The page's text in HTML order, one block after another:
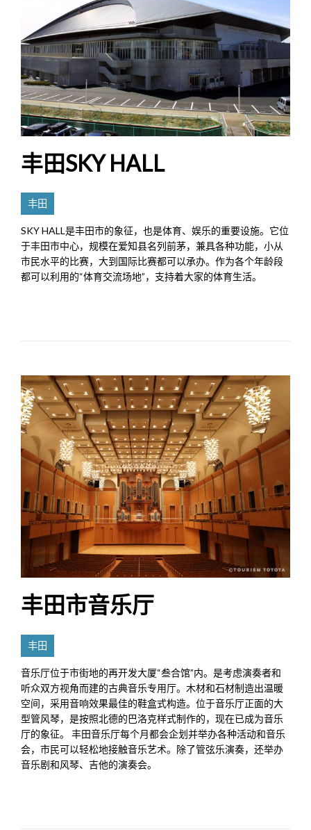
丰田SKY HALL
丰田
SKY HALL是丰田市的象征，也是体育、娱乐的重要设施。它位
于丰田市中心，规模在爱知县名列前茅，兼具各种功能，小从
市民水平的比赛，大到国际比赛都可以承办。作为各个年龄段
都可以利用的“体育交流场地”，支持着大家的体育生活。
丰田市音乐厅
丰田
音乐厅位于市街地的再开发大厦“叁合馆”内。是考虑演奏者和
听众双方视角而建的古典音乐专用厅。木材和石材制造出温暖
空间，采用音响效果最佳的鞋盒式构造。位于音乐厅正面的大
型管风琴，是按照北德的巴洛克样式制作的，现在已成为音乐
厅的象征。 丰田音乐厅每个月都会企划并举办各种活动和音乐
会，市民可以轻松地接触音乐艺术。除了管弦乐演奏，还举办
音乐剧和风琴、吉他的演奏会。